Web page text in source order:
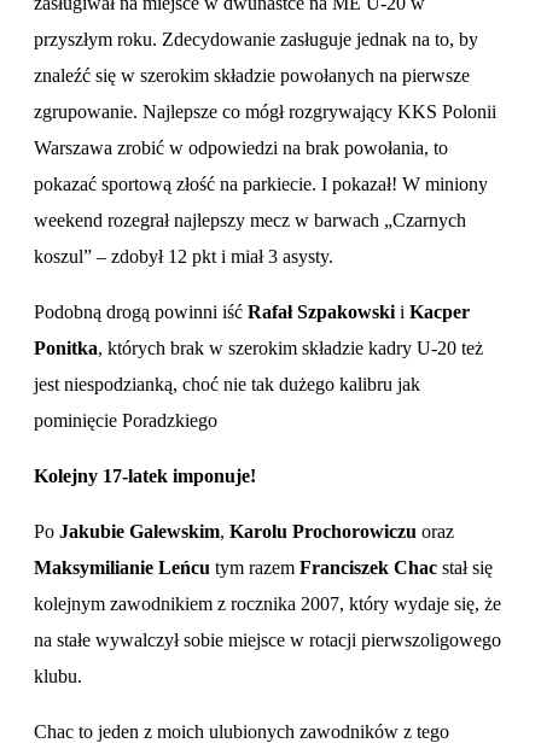
przyszłym roku. Zdecydowanie zasługuje jednak na to, by
znaleźć się w szerokim składzie powołanych na pierwsze
zgrupowanie. Najlepsze co mógł rozgrywający KKS Polonii
Warszawa zrobić w odpowiedzi na brak powołania, to
pokazać sportową złość na parkiecie. I pokazał! W miniony
weekend rozegrał najlepszy mecz w barwach „Czarnych
koszul” – zdobył 12 pkt i miał 3 asysty.
Podobną drogą powinni iść Rafał Szpakowski i Kacper
Ponitka, których brak w szerokim składzie kadry U-20 też
jest niespodzianką, choć nie tak dużego kalibru jak
pominięcie Poradzkiego
Kolejny 17-latek imponuje!
Po Jakubie Galewskim, Karolu Prochorowiczu oraz
Maksymilianie Leńcu tym razem Franciszek Chac stał się
kolejnym zawodnikiem z rocznika 2007, który wydaje się, że
na stałe wywalczył sobie miejsce w rotacji pierwszoligowego
klubu.
Chac to jeden z moich ulubionych zawodników z tego